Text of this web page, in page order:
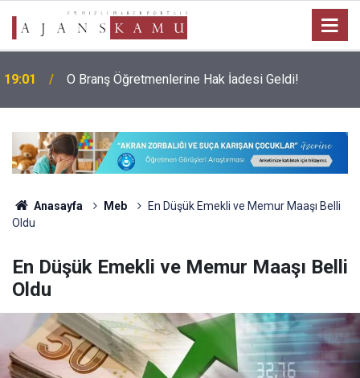
19:01 O Branş Öğretmenlerine Hak İadesi Geldi!
Anasayfa Meb
En Düşük Emekli ve Memur Maaşı Belli
Oldu
En Düşük Emekli ve Memur Maaşı Belli
Oldu